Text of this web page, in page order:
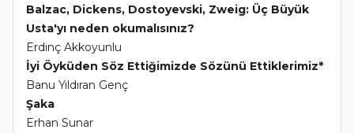
Balzac, Dickens, Dostoyevski, Zweig: Üç Büyük
Usta'yı neden okumalısınız?
Erdinç Akkoyunlu
İyi Öyküden Söz Ettiğimizde Sözünü Ettiklerimiz*
Banu Yıldıran Genç
Şaka
Erhan Sunar